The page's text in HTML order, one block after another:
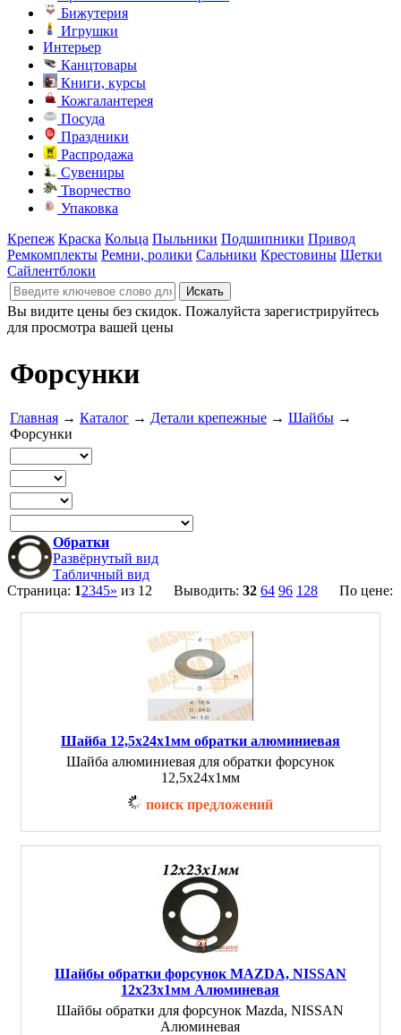
Бижутерия
Игрушки
Интерьер
Канцтовары
Книги, курсы
Кожгалантерея
Посуда
Праздники
Распродажа
Сувениры
Творчество
Упаковка
Крепеж Краска Кольца Пыльники Подшипники Привод
Ремкомплекты Ремни, ролики Сальники Крестовины Щетки
Сайлентблоки
Вы видите цены без скидок. Пожалуйста зарегистрируйтесь
для просмотра вашей цены
Форсунки
Главная → Каталог → Детали крепежные → Шайбы →
Форсунки
Обратки
Развёрнутый вид
Табличный вид
Страница: 12345» из 12 Выводить: 32 64 96 128 По цене:
Шайба 12,5х24х1мм обратки алюминиевая
Шайба алюминиевая для обратки форсунок
12,5х24х1мм
поиск предложений
Шайбы обратки форсунок MAZDA, NISSAN
12х23х1мм Алюминевая
Шайбы обратки для форсунок Mazda, NISSAN
Алюминевая